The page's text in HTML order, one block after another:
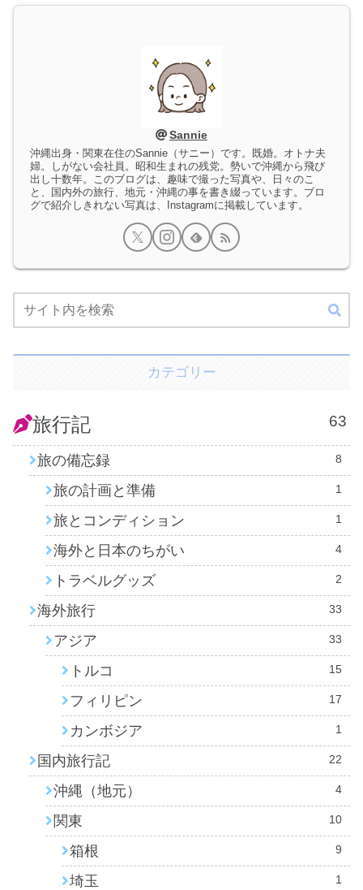
Sannie
沖縄出身・関東在住のSannie（サニー）です。既婚。オトナ夫
婦。しがない会社員。昭和生まれの残党。勢いで沖縄から飛び
出し十数年。このブログは、趣味で撮った写真や、日々のこ
と、国内外の旅行、地元・沖縄の事を書き綴っています。ブロ
グで紹介しきれない写真は、Instagramに掲載しています。
カテゴリー
旅行記 63
旅の備忘録 8
旅の計画と準備 1
旅とコンディション 1
海外と日本のちがい 4
トラベルグッズ 2
海外旅行 33
アジア 33
トルコ 15
フィリピン 17
カンボジア 1
国内旅行記 22
沖縄（地元） 4
関東 10
箱根 9
埼玉 1